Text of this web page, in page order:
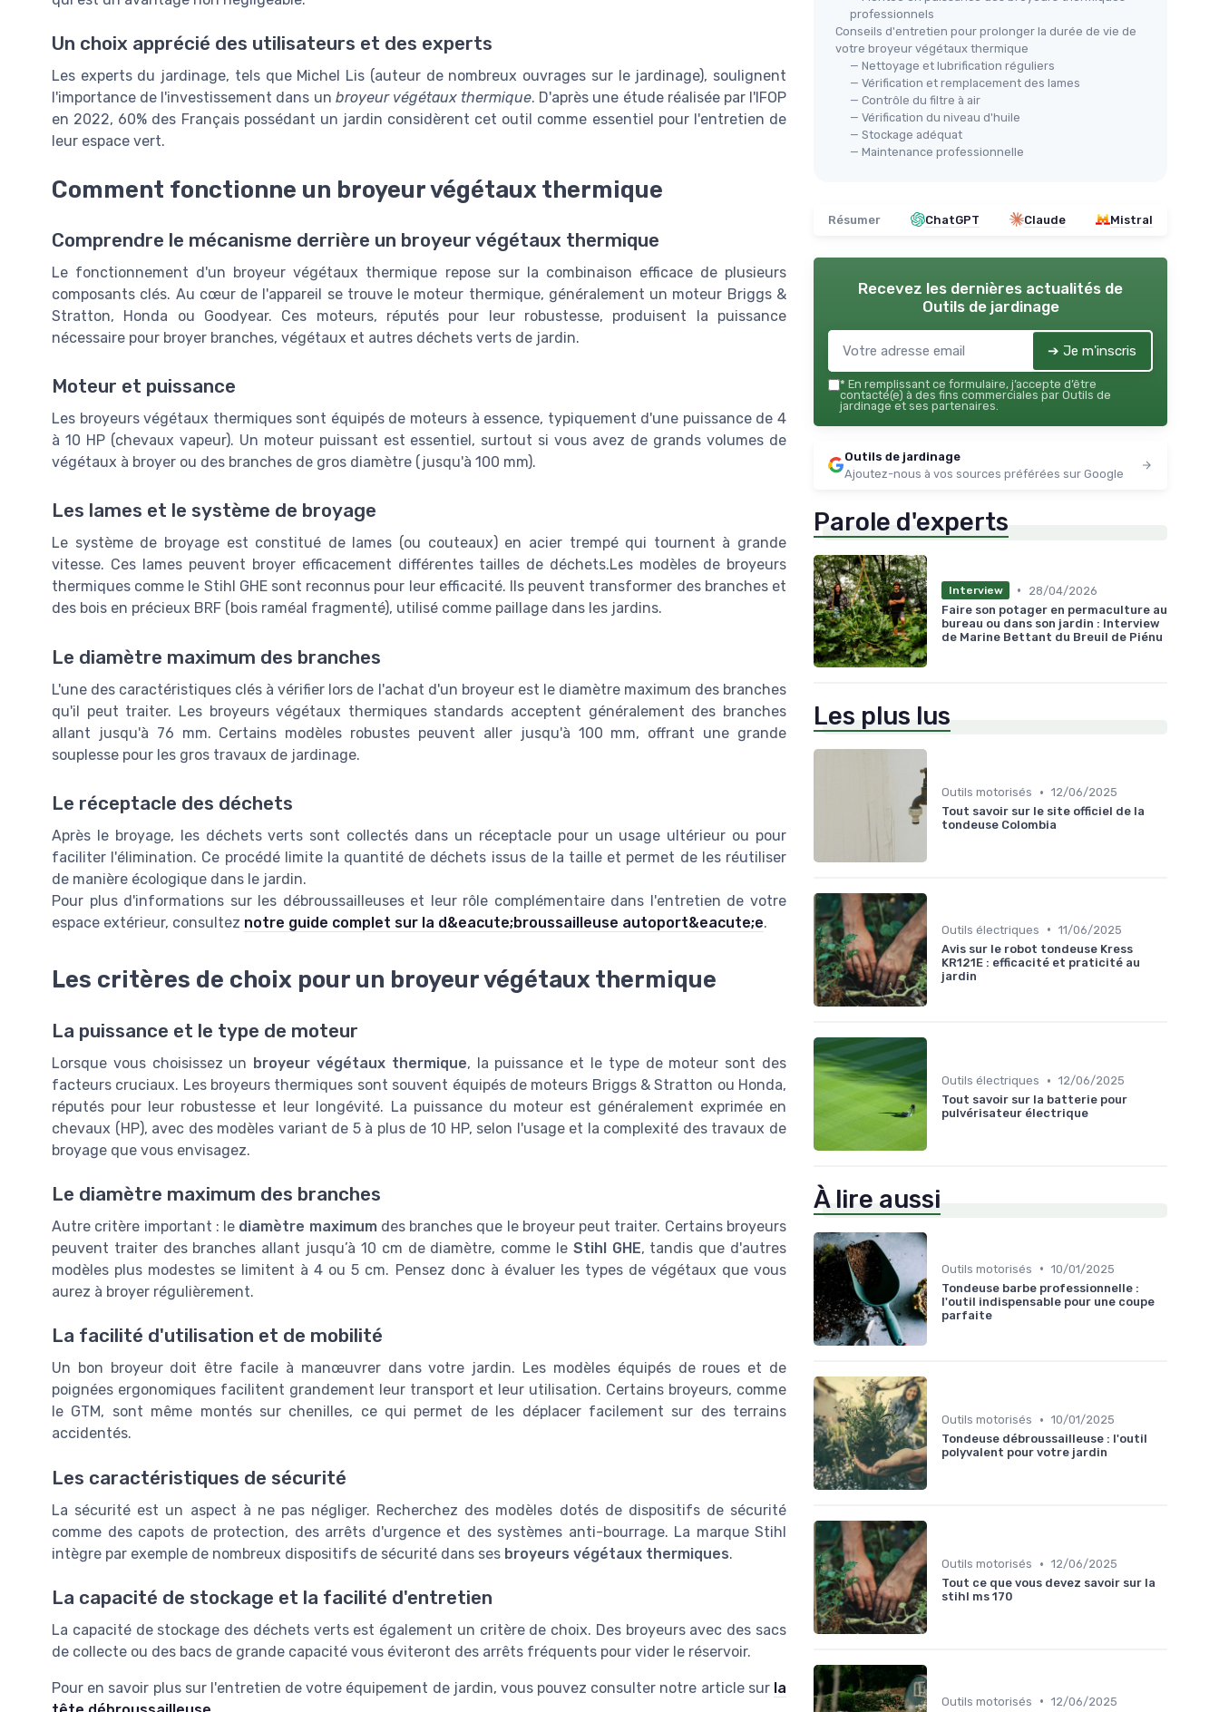
Un choix apprécié des utilisateurs et des experts
Les experts du jardinage, tels que Michel Lis (auteur de nombreux ouvrages sur le jardinage), soulignent
l'importance de l'investissement dans un broyeur végétaux thermique. D'après une étude réalisée par l'IFOP
en 2022, 60% des Français possédant un jardin considèrent cet outil comme essentiel pour l'entretien de
leur espace vert.
Comment fonctionne un broyeur végétaux thermique
Comprendre le mécanisme derrière un broyeur végétaux thermique
Le fonctionnement d'un broyeur végétaux thermique repose sur la combinaison efficace de plusieurs
composants clés. Au cœur de l'appareil se trouve le moteur thermique, généralement un moteur Briggs &
Stratton, Honda ou Goodyear. Ces moteurs, réputés pour leur robustesse, produisent la puissance
nécessaire pour broyer branches, végétaux et autres déchets verts de jardin.
Moteur et puissance
Les broyeurs végétaux thermiques sont équipés de moteurs à essence, typiquement d'une puissance de 4
à 10 HP (chevaux vapeur). Un moteur puissant est essentiel, surtout si vous avez de grands volumes de
végétaux à broyer ou des branches de gros diamètre (jusqu'à 100 mm).
Les lames et le système de broyage
Le système de broyage est constitué de lames (ou couteaux) en acier trempé qui tournent à grande
vitesse. Ces lames peuvent broyer efficacement différentes tailles de déchets.Les modèles de broyeurs
thermiques comme le Stihl GHE sont reconnus pour leur efficacité. Ils peuvent transformer des branches et
des bois en précieux BRF (bois raméal fragmenté), utilisé comme paillage dans les jardins.
Le diamètre maximum des branches
L'une des caractéristiques clés à vérifier lors de l'achat d'un broyeur est le diamètre maximum des branches
qu'il peut traiter. Les broyeurs végétaux thermiques standards acceptent généralement des branches
allant jusqu'à 76 mm. Certains modèles robustes peuvent aller jusqu'à 100 mm, offrant une grande
souplesse pour les gros travaux de jardinage.
Le réceptacle des déchets
Après le broyage, les déchets verts sont collectés dans un réceptacle pour un usage ultérieur ou pour
faciliter l'élimination. Ce procédé limite la quantité de déchets issus de la taille et permet de les réutiliser
de manière écologique dans le jardin.
Pour plus d'informations sur les débroussailleuses et leur rôle complémentaire dans l'entretien de votre
espace extérieur, consultez notre guide complet sur la d&eacute;broussailleuse autoport&eacute;e.
Les critères de choix pour un broyeur végétaux thermique
La puissance et le type de moteur
Lorsque vous choisissez un broyeur végétaux thermique, la puissance et le type de moteur sont des
facteurs cruciaux. Les broyeurs thermiques sont souvent équipés de moteurs Briggs & Stratton ou Honda,
réputés pour leur robustesse et leur longévité. La puissance du moteur est généralement exprimée en
chevaux (HP), avec des modèles variant de 5 à plus de 10 HP, selon l'usage et la complexité des travaux de
broyage que vous envisagez.
Le diamètre maximum des branches
Autre critère important : le diamètre maximumdes branches que le broyeur peut traiter. Certains broyeurs
peuvent traiter des branches allant jusqu’à 10 cm de diamètre, comme le Stihl GHE, tandis que d'autres
modèles plus modestes se limitent à 4 ou 5 cm. Pensez donc à évaluer les types de végétaux que vous
aurez à broyer régulièrement.
La facilité d'utilisation et de mobilité
Un bon broyeur doit être facile à manœuvrer dans votre jardin. Les modèles équipés de roues et de
poignées ergonomiques facilitent grandement leur transport et leur utilisation. Certains broyeurs, comme
le GTM, sont même montés sur chenilles, ce qui permet de les déplacer facilement sur des terrains
accidentés.
Les caractéristiques de sécurité
La sécurité est un aspect à ne pas négliger. Recherchez des modèles dotés de dispositifs de sécurité
comme des capots de protection, des arrêts d'urgence et des systèmes anti-bourrage. La marque Stihl
intègre par exemple de nombreux dispositifs de sécurité dans ses broyeurs végétaux thermiques.
La capacité de stockage et la facilité d'entretien
La capacité de stockage des déchets verts est également un critère de choix. Des broyeurs avec des sacs
de collecte ou des bacs de grande capacité vous éviteront des arrêts fréquents pour vider le réservoir.
Pour en savoir plus sur l'entretien de votre équipement de jardin, vous pouvez consulter notre article sur la
professionnels
Conseils d'entretien pour prolonger la durée de vie de
votre broyeur végétaux thermique
— Nettoyage et lubrification réguliers
— Vérification et remplacement des lames
— Contrôle du filtre à air
— Vérification du niveau d'huile
— Stockage adéquat
— Maintenance professionnelle
Résumer ChatGPT Claude Mistral
Recevez les dernières actualités de
Outils de jardinage
➔ Je m'inscris
* En remplissant ce formulaire, j’accepte d’être
contacté(e) à des fins commerciales par Outils de
jardinage et ses partenaires.
Outils de jardinage
Ajoutez-nous à vos sources préférées sur Google
Parole d'experts
Interview •
28/04/2026
Faire son potager en permaculture au
bureau ou dans son jardin : Interview
de Marine Bettant du Breuil de Piénu
Les plus lus
Outils motorisés • 12/06/2025
Tout savoir sur le site officiel de la
tondeuse Colombia
Outils électriques • 11/06/2025
Avis sur le robot tondeuse Kress
KR121E : efficacité et praticité au
jardin
Outils électriques • 12/06/2025
Tout savoir sur la batterie pour
pulvérisateur électrique
À lire aussi
Outils motorisés • 10/01/2025
Tondeuse barbe professionnelle :
l'outil indispensable pour une coupe
parfaite
Outils motorisés • 10/01/2025
Tondeuse débroussailleuse : l'outil
polyvalent pour votre jardin
Outils motorisés • 12/06/2025
Tout ce que vous devez savoir sur la
stihl ms 170
Outils motorisés • 12/06/2025